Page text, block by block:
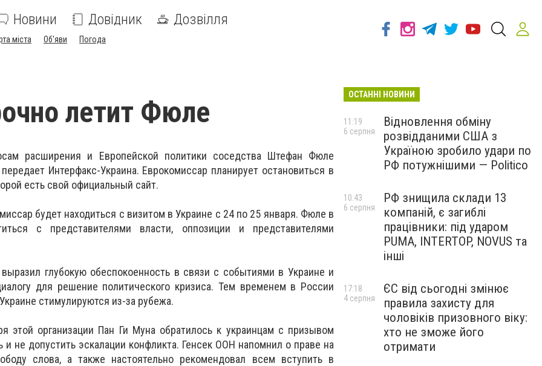
Новини Довідник Дозвілля
міста Об'яви Погода
летит Фюле
расширения и Европейской политики соседства Штефан Фюле
Интерфакс-Украина. Еврокомиссар планирует остановиться в
есть свой официальный сайт.
будет находиться с визитом в Украине с 24 по 25 января. Фюле в
с представителями власти, оппозиции и представителями
глубокую обеспокоенность в связи с событиями в Украине и
для решение политического кризиса. Тем временем в России
стимулируются из-за рубежа.
этой организации Пан Ги Муна обратилось к украинцам с призывом
и не допустить эскалации конфликта. Генсек ООН напомнил о праве на
слова, а также настоятельно рекомендовал всем вступить в
ОСТАННІ НОВИНИ
Відновлення обміну
розвідданими США з
Україною зробило удари по
РФ потужнішими — Politico
11:19
6 серпня
РФ знищила склади 13
компаній, є загиблі
працівники: під ударом
PUMA, INTERTOP, NOVUS та
інші
10:43
6 серпня
ЄС від сьогодні змінює
правила захисту для
чоловіків призовного віку:
хто не зможе його
отримати
17:18
4 серпня